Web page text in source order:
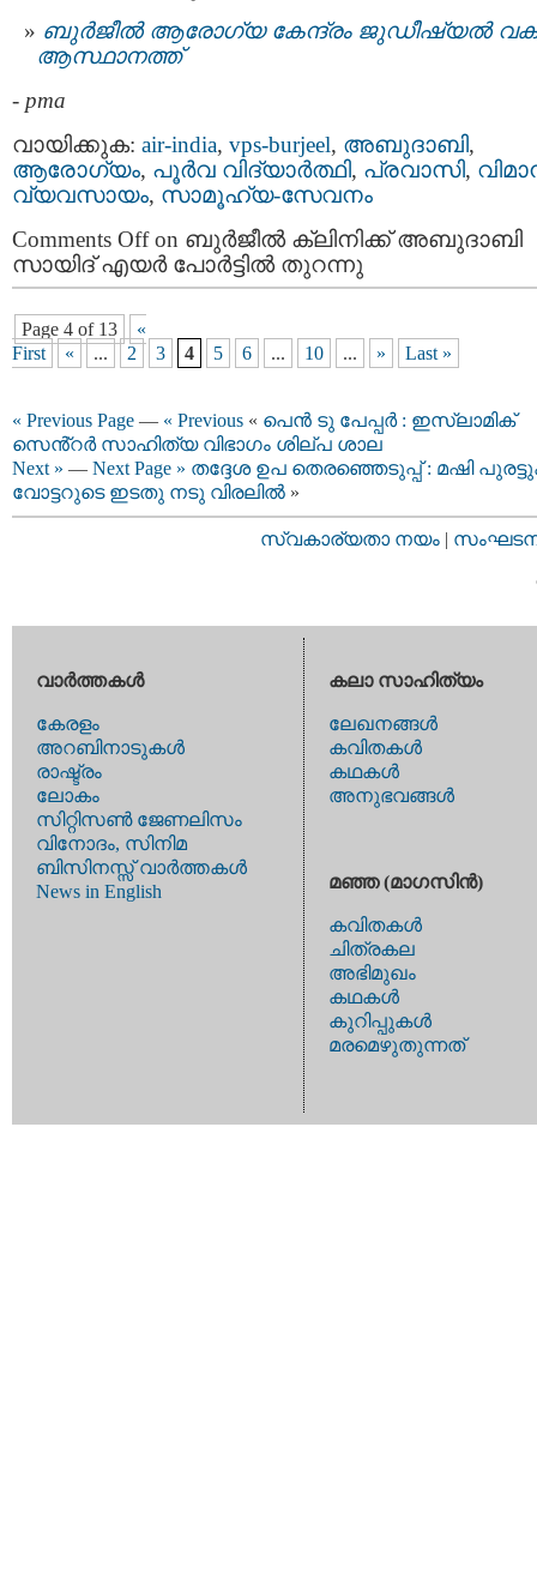
ബുർജീൽ ആരോഗ്യ കേന്ദ്രം ജുഡീഷ്യൽ
ആസ്ഥാനത്ത്
- pma
വായിക്കുക: air-india, vps-burjeel, അബുദാബി,
ആരോഗ്യം, പൂര്‍വ വിദ്യാര്‍ത്ഥി, പ്രവാസി,
വ്യവസായം, സാമൂഹ്യ-സേവനം
Comments Offon ബുർജീൽ ക്ലിനിക്ക് അബുദാബി
സായിദ് എയർ പോർട്ടിൽ തുറന്നു
Page 4 of 13
«
First
« ... 2 3 4 5 6 ... 10 ... » Last »
« Previous Page — « Previous « പെൻ ടു പേപ്പർ : ഇസ്ലാമിക്
സെൻ്റർ സാഹിത്യ വിഭാഗം ശില്പ ശാല
Next » — Next Page » തദ്ദേശ ഉപ തെരഞ്ഞെടുപ്പ് : മഷി
വോട്ടറുടെ ഇടതു നടു വിരലില്‍ »
സ്വകാര്യതാ നയം |
വാര്‍ത്തകള്‍
കേരളം
അറബിനാടുകള്‍
രാഷ്ട്രം
ലോകം
സിറ്റിസണ്‍ ജേണലിസം
വിനോദം, സിനിമ
ബിസിനസ്സ് വാര്‍ത്തകള്‍
News in English
കലാ സാഹിത്യം
ലേഖനങ്ങള്‍
കവിതകള്‍
കഥകള്‍
അനുഭവങ്ങള്‍
മഞ്ഞ (മാഗസിന്‍)
കവിതകള്‍
ചിത്രകല
അഭിമുഖം
കഥകള്‍
കുറിപ്പുകള്‍
മരമെഴുതുന്നത്